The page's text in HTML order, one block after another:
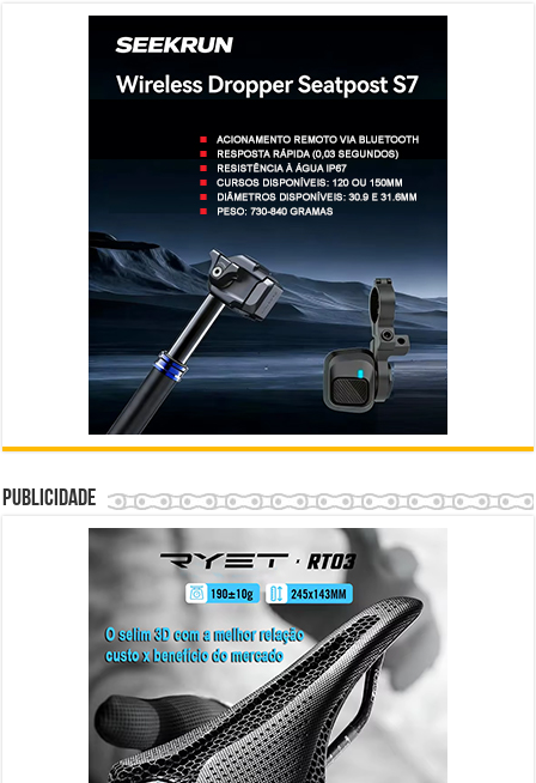
Publicidade